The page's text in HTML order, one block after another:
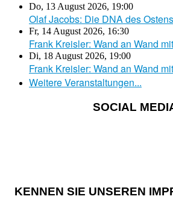
Do, 13 August 2026, 19:00
Olaf Jacobs: Die DNA des Ostens
Fr, 14 August 2026, 16:30
Frank Kreisler: Wand an Wand
Di, 18 August 2026, 19:00
Frank Kreisler: Wand an Wand
Weitere Veranstaltungen...
SOCIAL
KENNEN SIE UNSEREN